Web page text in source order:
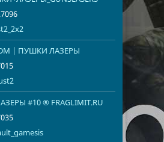
| ПУШКИ ЛАЗЕРЫ
#10 ® FRAGLIMIT.RU